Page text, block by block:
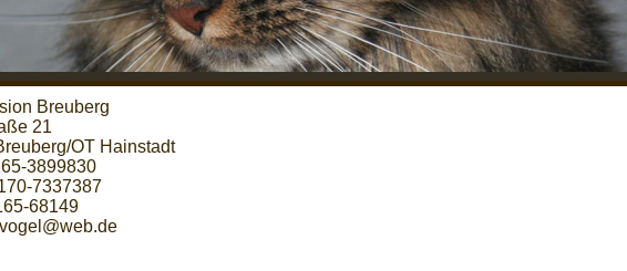
Breuberg
21
OT Hainstadt
3899830
7337387
68149